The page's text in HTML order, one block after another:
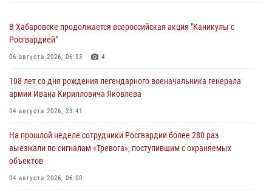
В Хабаровске продолжается всероссийская акция "Каникулы с
Росгвардией"
06 августа 2026, 06:33 4
108 лет со дня рождения легендарного военачальника генерала
армии Ивана Кирилловича Яковлева
04 августа 2026, 23:41
На прошлой неделе сотрудники Росгвардии более 280 раз
выезжали по сигналам «Тревога», поступившим с охраняемых
объектов
04 августа 2026, 06:00